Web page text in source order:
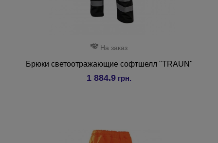
На заказ
Брюки светоотражающие софтшелл "TRAUN"
1 884.9 грн.